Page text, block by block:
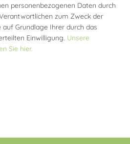
personenbezogenen Daten durch
zum Zweck der
Grundlage Ihrer durch das
Einwilligung. Unsere
Sie hier.